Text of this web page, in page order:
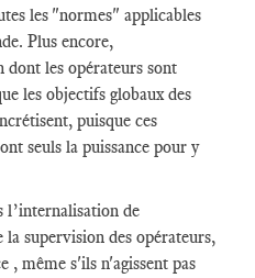
les "normes" applicables
Plus encore,
dont les opérateurs sont
les objectifs globaux des
puisque ces
seuls la puissance pour y
l’internalisation de
supervision des opérateurs,
, même s'ils n'agissent pas